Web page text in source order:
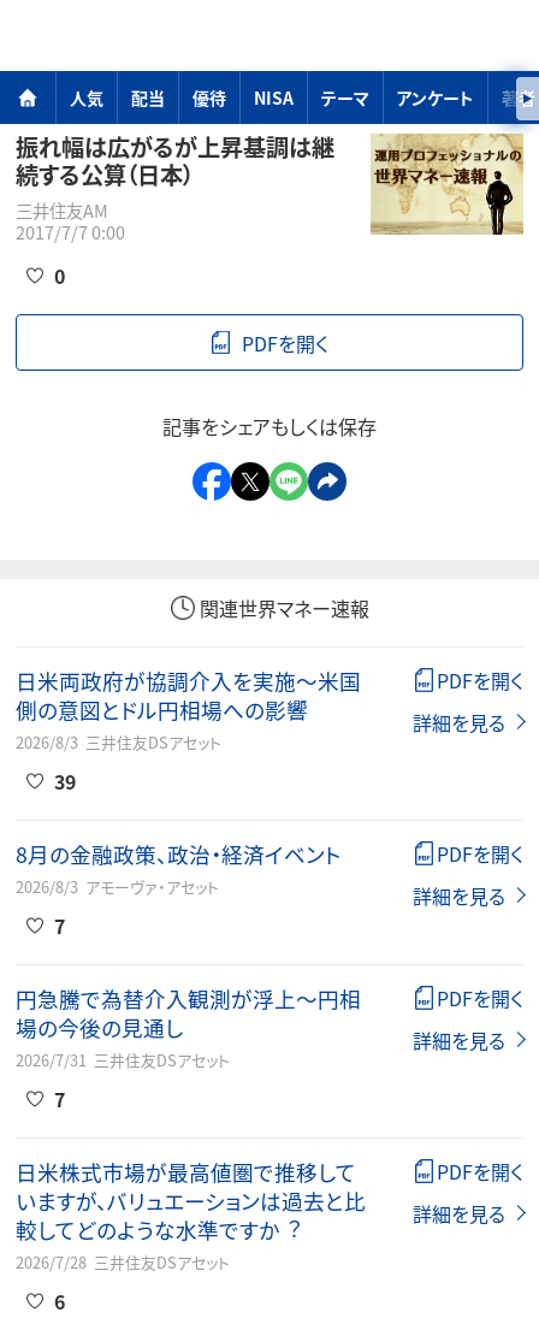
人気 配当 優待 NISA テーマ アンケート 著者
振れ幅は広がるが上昇基調は継
続する公算（日本）
三井住友AM
2017/7/7 0:00
0
PDFを開く
記事をシェアもしくは保存
関連世界マネー速報
日米両政府が協調介入を実施～米国
側の意図とドル円相場への影響
2026/8/3 三井住友DSアセット
39
PDFを開く
詳細を見る
8月の金融政策、政治・経済イベント
2026/8/3 アモーヴァ・アセット
7
PDFを開く
詳細を見る
円急騰で為替介入観測が浮上～円相
場の今後の見通し
2026/7/31 三井住友DSアセット
7
PDFを開く
詳細を見る
⽇⽶株式市場が最⾼値圏で推移して
いますが、バリュエーションは過去と⽐
較してどのような⽔準ですか︖
2026/7/28 三井住友DSアセット
6
PDFを開く
詳細を見る